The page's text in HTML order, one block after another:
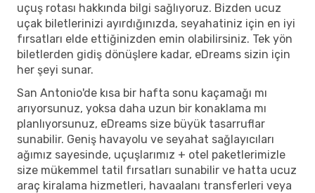
uçuş rotası hakkında bilgi sağlıyoruz. Bizden ucuz
uçak biletlerinizi ayırdığınızda, seyahatiniz için en iyi
fırsatları elde ettiğinizden emin olabilirsiniz. Tek yön
biletlerden gidiş dönüşlere kadar, eDreams sizin için
her şeyi sunar.
San Antonio'de kısa bir hafta sonu kaçamağı mı
arıyorsunuz, yoksa daha uzun bir konaklama mı
planlıyorsunuz, eDreams size büyük tasarruflar
sunabilir. Geniş havayolu ve seyahat sağlayıcıları
ağımız sayesinde, uçuşlarımız + otel paketlerimizle
size mükemmel tatil fırsatları sunabilir ve hatta ucuz
araç kiralama hizmetleri, havaalanı transferleri veya